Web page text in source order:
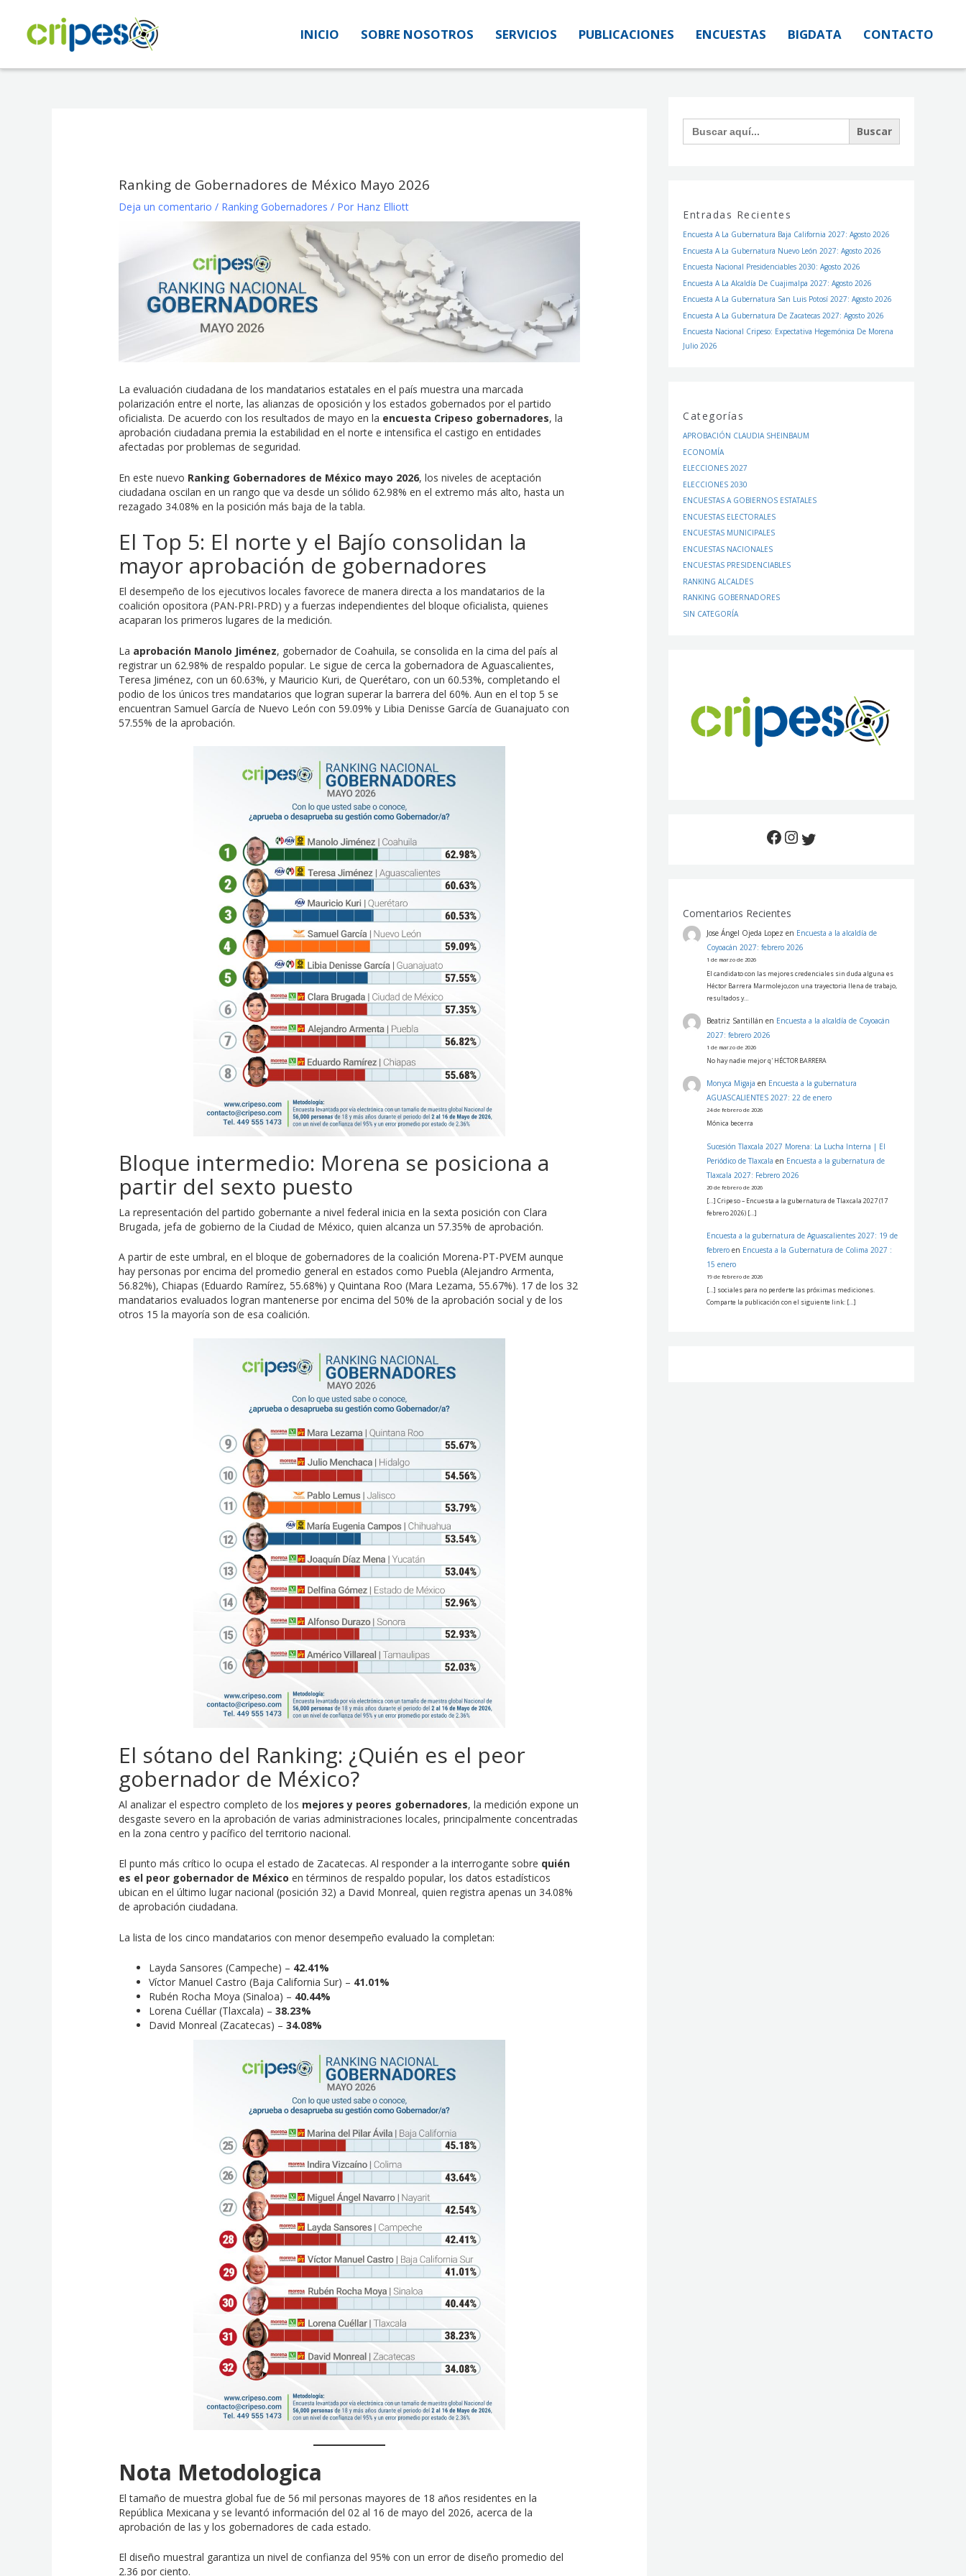
INICIO SOBRE NOSOTROS SERVICIOS PUBLICACIONES ENCUESTAS BIGDATA CONTACTO
INICIO SOBRE NOSOTROS SERVICIOS PUBLICACIONES ENCUESTAS BIGDATA CONTACTO
contenido
Ranking de Gobernadores de México Mayo 2026
Deja un comentario / Ranking Gobernadores / Por Hanz Elliott
La evaluación ciudadana de los mandatarios estatales en el país muestra una marcada
polarización entre el norte, las alianzas de oposición y los estados gobernados por el partido
oficialista. De acuerdo con los resultados de mayo en la encuesta Cripeso gobernadores, la
aprobación ciudadana premia la estabilidad en el norte e intensifica el castigo en entidades
afectadas por problemas de seguridad.
En este nuevo Ranking Gobernadores de México mayo 2026, los niveles de aceptación
ciudadana oscilan en un rango que va desde un sólido 62.98% en el extremo más alto, hasta un
rezagado 34.08% en la posición más baja de la tabla.
El Top 5: El norte y el Bajío consolidan la
mayor aprobación de gobernadores
El desempeño de los ejecutivos locales favorece de manera directa a los mandatarios de la
coalición opositora (PAN-PRI-PRD) y a fuerzas independientes del bloque oficialista, quienes
acaparan los primeros lugares de la medición.
La aprobación Manolo Jiménez, gobernador de Coahuila, se consolida en la cima del país al
registrar un 62.98% de respaldo popular. Le sigue de cerca la gobernadora de Aguascalientes,
Teresa Jiménez, con un 60.63%, y Mauricio Kuri, de Querétaro, con un 60.53%, completando el
podio de los únicos tres mandatarios que logran superar la barrera del 60%. Aun en el top 5 se
encuentran Samuel García de Nuevo León con 59.09% y Libia Denisse García de Guanajuato con
57.55% de la aprobación.
Bloque intermedio: Morena se posiciona a
partir del sexto puesto
La representación del partido gobernante a nivel federal inicia en la sexta posición con Clara
Brugada, jefa de gobierno de la Ciudad de México, quien alcanza un 57.35% de aprobación.
A partir de este umbral, en el bloque de gobernadores de la coalición Morena-PT-PVEM aunque
hay personas por encima del promedio general en estados como Puebla (Alejandro Armenta,
56.82%), Chiapas (Eduardo Ramírez, 55.68%) y Quintana Roo (Mara Lezama, 55.67%). 17 de los 32
mandatarios evaluados logran mantenerse por encima del 50% de la aprobación social y de los
otros 15 la mayoría son de esa coalición.
El sótano del Ranking: ¿Quién es el peor
gobernador de México?
Al analizar el espectro completo de los mejores y peores gobernadores, la medición expone un
desgaste severo en la aprobación de varias administraciones locales, principalmente concentradas
en la zona centro y pacífico del territorio nacional.
El punto más crítico lo ocupa el estado de Zacatecas. Al responder a la interrogante sobre quién
es el peor gobernador de México en términos de respaldo popular, los datos estadísticos
ubican en el último lugar nacional (posición 32) a David Monreal, quien registra apenas un 34.08%
de aprobación ciudadana.
La lista de los cinco mandatarios con menor desempeño evaluado la completan:
Layda Sansores (Campeche) – 42.41%
Víctor Manuel Castro (Baja California Sur) – 41.01%
Rubén Rocha Moya (Sinaloa) – 40.44%
Lorena Cuéllar (Tlaxcala) –38.23%
David Monreal (Zacatecas) –34.08%
Nota Metodologica
El tamaño de muestra global fue de 56 mil personas mayores de 18 años residentes en la
República Mexicana y se levantó información del 02 al 16 de mayo del 2026, acerca de la
aprobación de las y los gobernadores de cada estado.
El diseño muestral garantiza un nivel de confianza del 95% con un error de diseño promedio del
2.36 por ciento.
Buscar:
Entradas Recientes
Encuesta A La Gubernatura Baja California 2027: Agosto 2026
Encuesta A La Gubernatura Nuevo León 2027: Agosto 2026
Encuesta Nacional Presidenciables 2030: Agosto 2026
Encuesta A La Alcaldía De Cuajimalpa 2027: Agosto 2026
Encuesta A La Gubernatura San Luis Potosí 2027: Agosto 2026
Encuesta A La Gubernatura De Zacatecas 2027: Agosto 2026
Encuesta Nacional Cripeso: Expectativa Hegemónica De Morena
Julio 2026
Categorías
APROBACIÓN CLAUDIA SHEINBAUM
ECONOMÍA
ELECCIONES 2027
ELECCIONES 2030
ENCUESTAS A GOBIERNOS ESTATALES
ENCUESTAS ELECTORALES
ENCUESTAS MUNICIPALES
ENCUESTAS NACIONALES
ENCUESTAS PRESIDENCIABLES
RANKING ALCALDES
RANKING GOBERNADORES
SIN CATEGORÍA
Comentarios Recientes
Jose Ángel Ojeda Lopez en Encuesta a la alcaldía de
Coyoacán 2027: febrero 2026
1 de marzo de 2026
El candidato con las mejores credenciales sin duda alguna es
Héctor Barrera Marmolejo,con una trayectoria llena de trabajo,
resultados y…
Beatriz Santillán en Encuesta a la alcaldía de Coyoacán
2027: febrero 2026
1 de marzo de 2026
No hay nadie mejor q' HÉCTOR BARRERA
Monyca Migaja en Encuesta a la gubernatura
AGUASCALIENTES 2027: 22 de enero
24 de febrero de 2026
Mónica becerra
Sucesión Tlaxcala 2027 Morena: La Lucha Interna | El
Periódico de Tlaxcala en Encuesta a la gubernatura de
Tlaxcala 2027: Febrero 2026
20 de febrero de 2026
[…] Cripeso – Encuesta a la gubernatura de Tlaxcala 2027 (17
febrero 2026) […]
Encuesta a la gubernatura de Aguascalientes 2027: 19 de
febreroen Encuesta a la Gubernatura de Colima 2027 :
15 enero
19 de febrero de 2026
[…] sociales para no perderte las próximas mediciones.
Comparte la publicación con el siguiente link: […]